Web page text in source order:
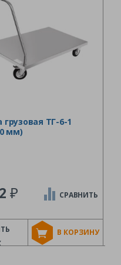
ТГ-6-1
мм)
₽
В КОРЗИНУ
СРАВНИТЬ